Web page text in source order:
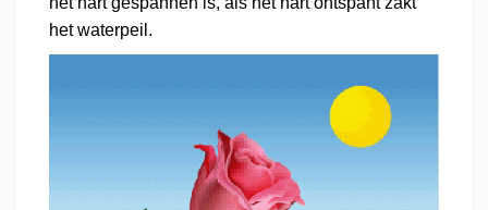
het waterpeil.